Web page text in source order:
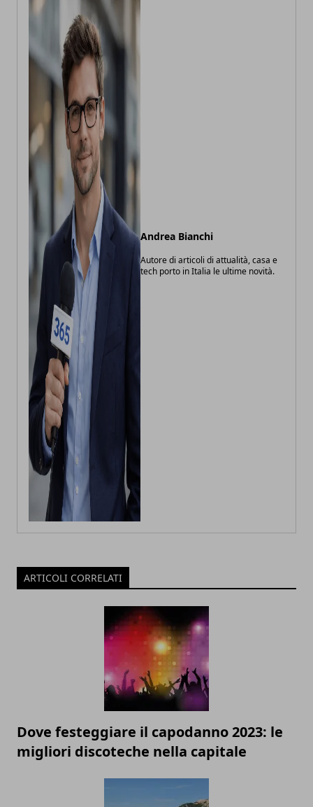
Andrea Bianchi
Autore di articoli di attualità, casa e
tech porto in Italia le ultime novità.
ARTICOLI CORRELATI
Dove festeggiare il capodanno 2023: le
migliori discoteche nella capitale